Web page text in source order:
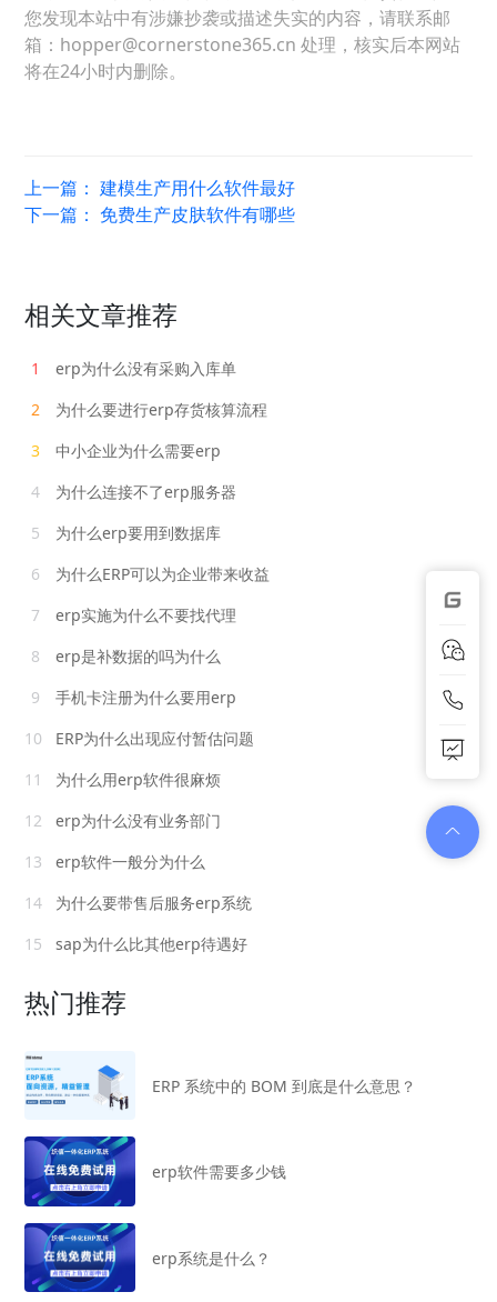
您发现本站中有涉嫌抄袭或描述失实的内容，请联系邮
箱：hopper@cornerstone365.cn 处理，核实后本网站
将在24小时内删除。
上一篇：建模生产用什么软件最好
下一篇： 免费生产皮肤软件有哪些
相关文章推荐
1
erp为什么没有采购入库单
2
为什么要进行erp存货核算流程
3
中小企业为什么需要erp
4
为什么连接不了erp服务器
5
为什么erp要用到数据库
6
为什么ERP可以为企业带来收益
7
erp实施为什么不要找代理
8
erp是补数据的吗为什么
9
手机卡注册为什么要用erp
10
ERP为什么出现应付暂估问题
11
为什么用erp软件很麻烦
12
erp为什么没有业务部门
13
erp软件一般分为什么
14
为什么要带售后服务erp系统
15
sap为什么比其他erp待遇好
热门推荐
ERP 系统中的 BOM 到底是什么意思？
erp软件需要多少钱
erp系统是什么？